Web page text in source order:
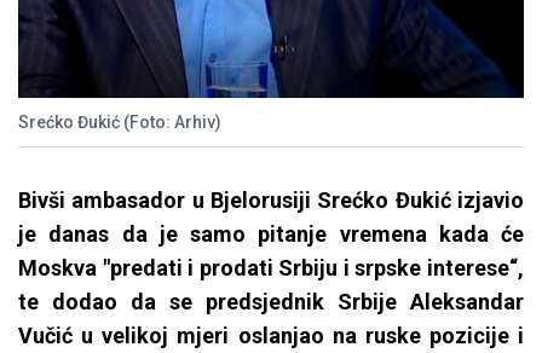
Srećko Đukić (Foto: Arhiv)
Bivši ambasador u Bjelorusiji Srećko Đukić izjavio
je danas da je samo pitanje vremena kada će
Moskva "predati i prodati Srbiju i srpske interese“,
te dodao da se predsjednik Srbije Aleksandar
Vučić u velikoj mjeri oslanjao na ruske pozicije i